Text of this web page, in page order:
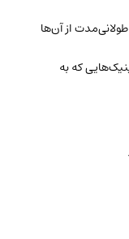
از آن‌ها
که به